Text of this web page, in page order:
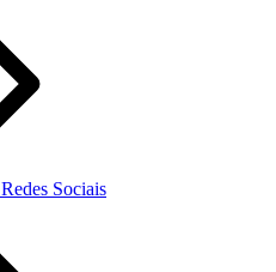
Redes Sociais